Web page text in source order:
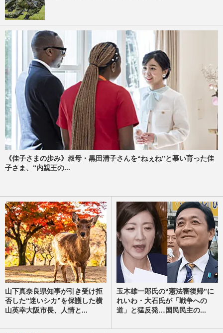
《佳子さまの歩み》叔母・黒田清子さんを“ねぇね”と慕い育った佳
子さま、“内親王の...
山下真奈良県知事が引き受け拒
否した“迷いシカ”を保護した横
山英幸大阪市長、人情と...
玉木雄一郎氏の“憲法審復帰”に
れいわ・大石氏が「戦争への
道」と猛反発…国民民主の...